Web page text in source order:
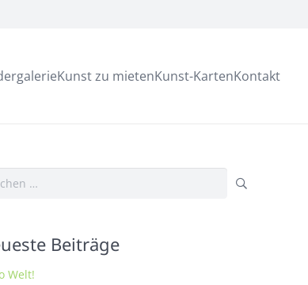
Kunst zu mietenKunst-KartenKontakt
Beiträge
Welt!